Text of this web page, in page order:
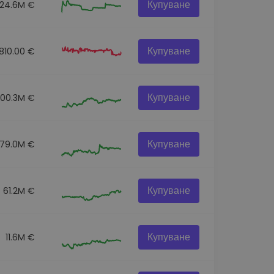
€ Купуване
€ Купуване
€ Купуване
€ Купуване
61.2M € Купуване
11.6M € Купуване